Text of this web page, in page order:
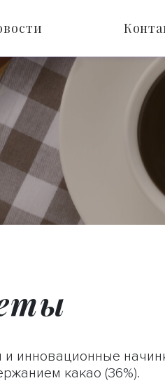
и инновационные
какао (36%).